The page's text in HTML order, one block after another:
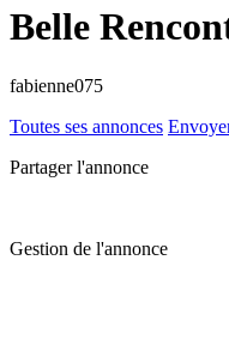
Belle
fabienne075
Toutes ses annonces
Partager l'annonce
Gestion de l'annonce